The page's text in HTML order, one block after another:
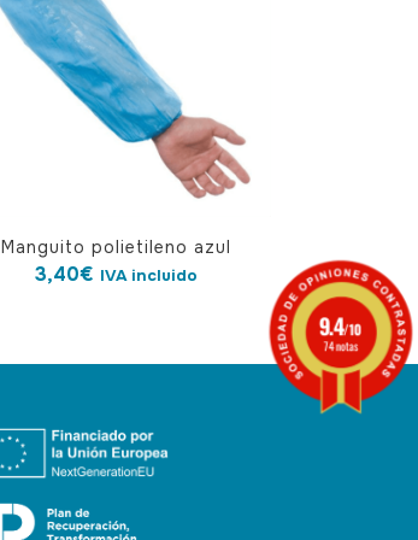
Manguito polietileno azul
3,40€ IVA incluido
9.4/10
74 notas